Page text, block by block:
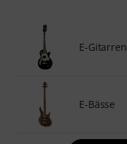
E-Gitarren
E-Bässe